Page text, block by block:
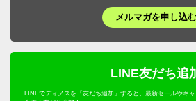
メルマガを申し込む
LINE友だち追
LINEでディノスを「友だち追加」すると、最新セールやキ